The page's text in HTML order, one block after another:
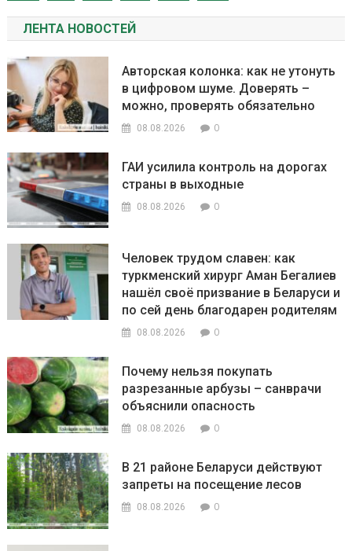
ЛЕНТА НОВОСТЕЙ
Авторская колонка: как не утонуть
в цифровом шуме. Доверять –
можно, проверять обязательно
08.08.2026 0
ГАИ усилила контроль на дорогах
страны в выходные
08.08.2026 0
Человек трудом славен: как
туркменский хирург Аман Бегалиев
нашёл своё призвание в Беларуси и
по сей день благодарен родителям
08.08.2026 0
Почему нельзя покупать
разрезанные арбузы – санврачи
объяснили опасность
08.08.2026 0
В 21 районе Беларуси действуют
запреты на посещение лесов
08.08.2026 0